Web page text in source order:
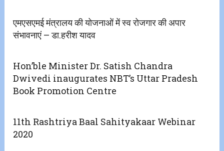
एमएसएमई मंत्रालय की योजनाओं में स्व रोजगार की अपार
संभावनाएं – डा.हरीश यादव
Hon’ble Minister Dr. Satish Chandra
Dwivedi inaugurates NBT’s Uttar Pradesh
Book Promotion Centre
11th Rashtriya Baal Sahityakaar Webinar
2020